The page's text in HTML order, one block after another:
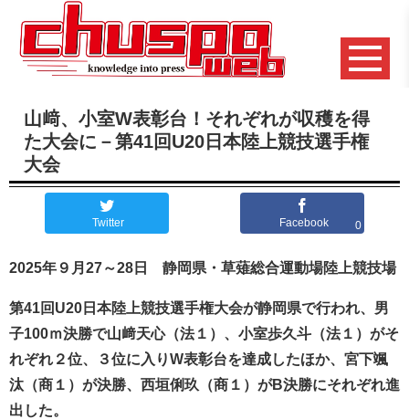
山﨑、小室W表彰台！それぞれが収穫を得
た大会に－第41回U20日本陸上競技選手権
大会
Twitter Facebook 0
2025年９月27～28日 静岡県・草薙総合運動場陸上競技場
第41回U20日本陸上競技選手権大会が静岡県で行われ、男
子100ｍ決勝で山﨑天心（法１）、小室歩久斗（法１）がそ
れぞれ２位、３位に入りW表彰台を達成したほか、宮下颯
汰（商１）が決勝、西垣俐玖（商１）がB決勝にそれぞれ進
出した。